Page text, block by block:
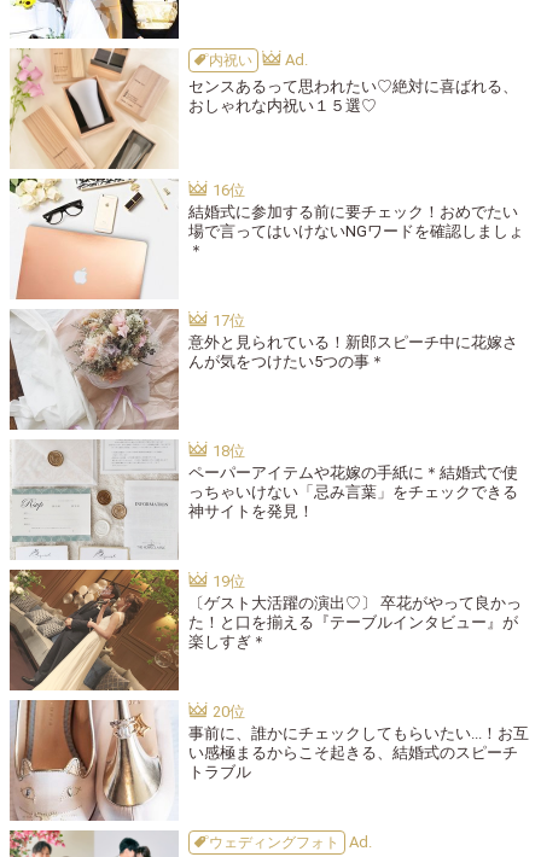
内祝い
センスあるって思われたい♡絶対に喜ばれる、
おしゃれな内祝い１５選♡
結婚式に参加する前に要チェック！おめでたい
場で言ってはいけないNGワードを確認しましょ
＊
意外と見られている！新郎スピーチ中に花嫁さ
んが気をつけたい5つの事＊
ペーパーアイテムや花嫁の手紙に＊結婚式で使
っちゃいけない「忌み言葉」をチェックできる
神サイトを発見！
〔ゲスト大活躍の演出♡〕 卒花がやって良かっ
た！と口を揃える『テーブルインタビュー』が
楽しすぎ＊
事前に、誰かにチェックしてもらいたい...！お互
い感極まるからこそ起きる、結婚式のスピーチ
トラブル
ウェディングフォト